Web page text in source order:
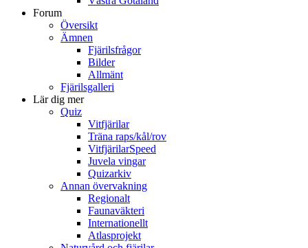
Forum
Översikt
Ämnen
Fjärilsfrågor
Bilder
Allmänt
Fjärilsgalleri
Lär dig mer
Quiz
Vitfjärilar
Träna raps/kål/rov
VitfjärilarSpeed
Juvela vingar
Quizarkiv
Annan övervakning
Regionalt
Faunaväkteri
Internationellt
Atlasprojekt